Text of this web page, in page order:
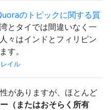
のトピックに関する質
とタイでは間違いなく一
々はインドとフィリピン
す。
イル
がありますが、ほとんど
（またはおそらく所有